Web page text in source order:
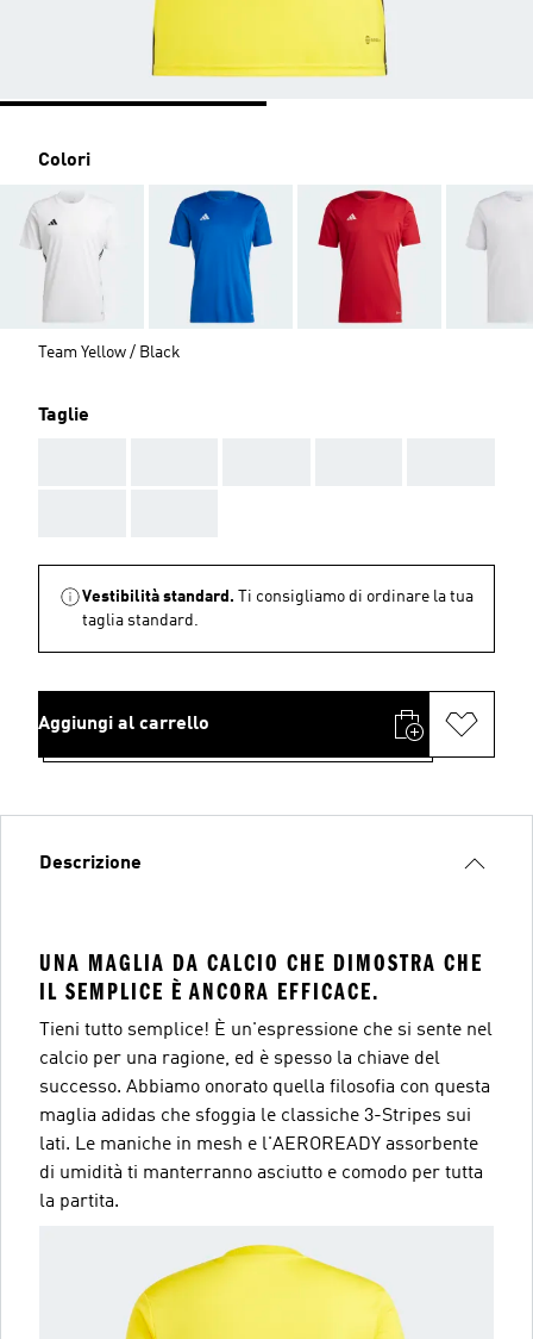
Colori
Team Yellow / Black
Taglie
Vestibilità standard.
Ti consigliamo di ordinare la tua
taglia standard.
Aggiungi al carrello
Descrizione
UNA MAGLIA DA CALCIO CHE DIMOSTRA CHE
IL SEMPLICE È ANCORA EFFICACE.
Tieni tutto semplice! È un'espressione che si sente nel
calcio per una ragione, ed è spesso la chiave del
successo. Abbiamo onorato quella filosofia con questa
maglia adidas che sfoggia le classiche 3-Stripes sui
lati. Le maniche in mesh e l'AEROREADY assorbente
di umidità ti manterranno asciutto e comodo per tutta
la partita.